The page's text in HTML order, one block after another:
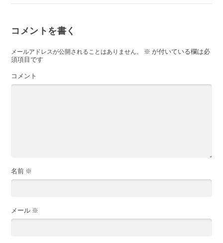
コメントを書く
メールアドレスが公開されることはありません。 ※ が付いている欄は必
須項目です
コメント
名前 ※
メール ※